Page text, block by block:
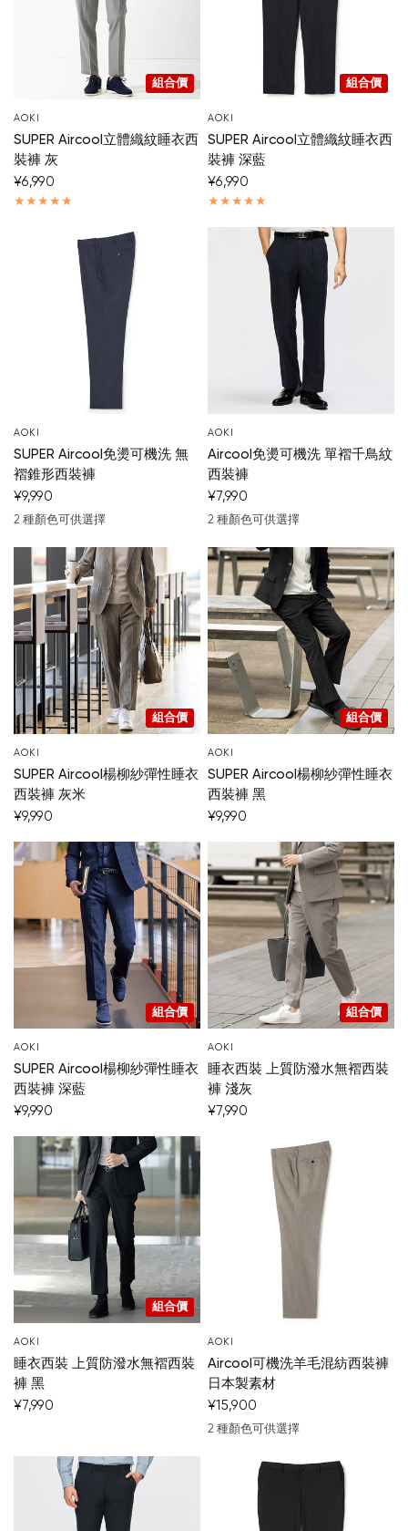
組合價
AOKI
SUPER Aircool立體織紋睡衣西
裝褲 灰
¥6,990
組合價
AOKI
SUPER Aircool立體織紋睡衣西
裝褲 深藍
¥6,990
AOKI
SUPER Aircool免燙可機洗 無
褶錐形西裝褲
¥9,990
深藍濃灰
2 種顏色可供選擇
AOKI
Aircool免燙可機洗 單褶千鳥紋
西裝褲
¥7,990
深藍濃灰
2 種顏色可供選擇
組合價
AOKI
SUPER Aircool楊柳紗彈性睡衣
西裝褲 灰米
¥9,990
組合價
AOKI
SUPER Aircool楊柳紗彈性睡衣
西裝褲 黑
¥9,990
組合價
AOKI
SUPER Aircool楊柳紗彈性睡衣
西裝褲 深藍
¥9,990
組合價
AOKI
睡衣西裝 上質防潑水無褶西裝
褲 淺灰
¥7,990
組合價
AOKI
睡衣西裝 上質防潑水無褶西裝
褲 黑
¥7,990
AOKI
Aircool可機洗羊毛混紡西裝褲
日本製素材
¥15,900
米色中灰
2 種顏色可供選擇
您的購物車目前是空的。
開始購物